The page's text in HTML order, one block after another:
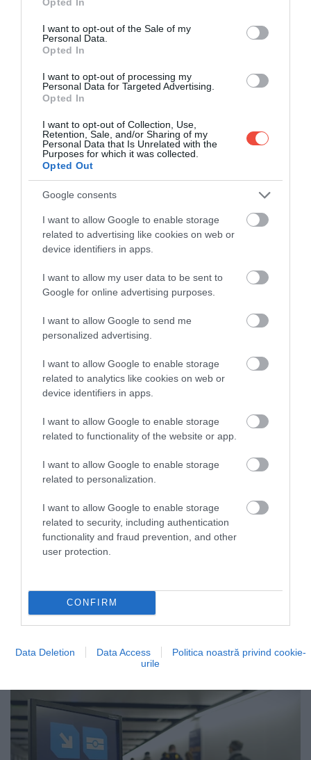
use your data for below specified purposes in below Google
consent section.
I want to opt-out of the Sale of my
Personal Data.
Opted In
I want to opt-out of processing my
Personal Data for Targeted Advertising.
Opted In
I want to opt-out of Collection, Use,
Retention, Sale, and/or Sharing of my
Personal Data that Is Unrelated with the
Purposes for which it was collected.
Opted Out
Google consents
I want to allow Google to enable storage
related to advertising like cookies on web or
device identifiers in apps.
I want to allow my user data to be sent to
Google for online advertising purposes.
I want to allow Google to send me
personalized advertising.
I want to allow Google to enable storage
related to analytics like cookies on web or
device identifiers in apps.
I want to allow Google to enable storage
related to functionality of the website or app.
I want to allow Google to enable storage
related to personalization.
I want to allow Google to enable storage
related to security, including authentication
functionality and fraud prevention, and other
user protection.
CONFIRM
Data Deletion Data Access
Politica noastră privind cookie-
urile
Guvernul britanic estimează că, după
schimbare, aproximativ încă 1,5 milioane de
copii vor putea folosi acest sistem în
următorul an.
Măsura se va aplica la peste 290 de e-gate-uri din
Regatul Unit și din punctele de control britanice
cetățenii britanici, dar și de
Uniunii Europene, Australia, Canada, Islanda,
Japonia, Liechtenstein, Noua Zeelandă, Norvegia,
Singapore, Coreea de Sud, Elveția și Statele Unite,
precum și de membrii serviciului Registered
Traveller, dacă au pașaport biometric.